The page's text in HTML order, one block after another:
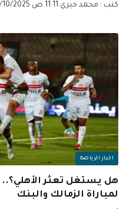
كتب : محمد خيري 11:11 ص 30/10/2025 يعاني…
اخبار الرياضة
هل يستغل تعثر الأهلي؟..
لمباراة الزمالك والبنك